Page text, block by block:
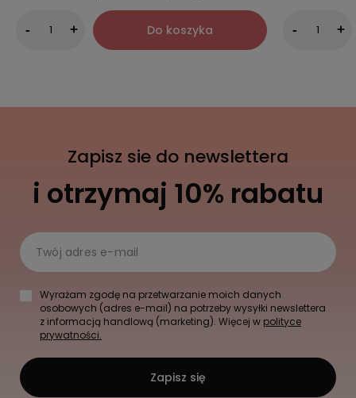
- + Do koszyka - +
Zapisz sie do newslettera
i otrzymaj 10% rabatu
Twój adres e-mail
Wyrażam zgodę na przetwarzanie moich danych
osobowych (adres e-mail) na potrzeby wysyłki newslettera
z informacją handlową (marketing). Więcej w polityce
prywatności.
Zapisz się